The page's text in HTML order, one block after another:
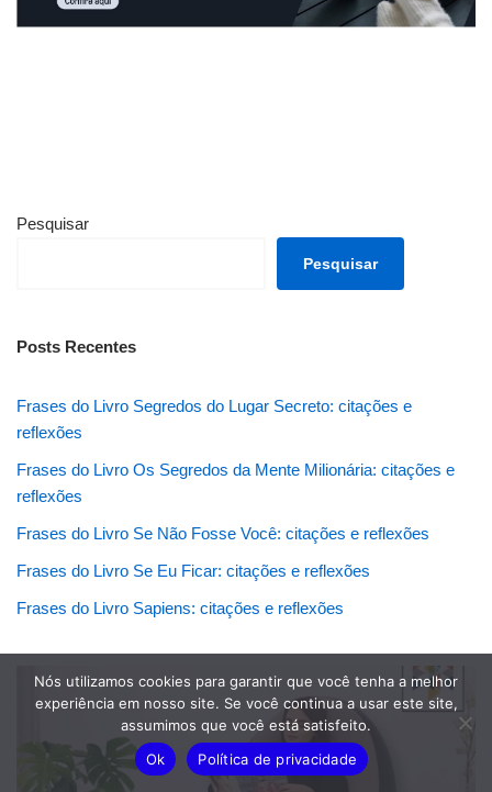
Pesquisar
Pesquisar
Posts Recentes
Frases do Livro Segredos do Lugar Secreto: citações e
reflexões
Frases do Livro Os Segredos da Mente Milionária: citações e
reflexões
Frases do Livro Se Não Fosse Você: citações e reflexões
Frases do Livro Se Eu Ficar: citações e reflexões
Frases do Livro Sapiens: citações e reflexões
Nós utilizamos cookies para garantir que você tenha a melhor
experiência em nosso site. Se você continua a usar este site,
assumimos que você está satisfeito.
Ok
Política de privacidade